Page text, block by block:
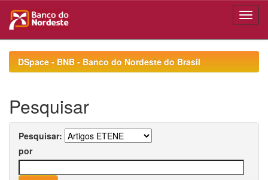
navigationDSpace - BNB - Banco do Nordeste do Brasil
Pesquisar
Pesquisar:
por